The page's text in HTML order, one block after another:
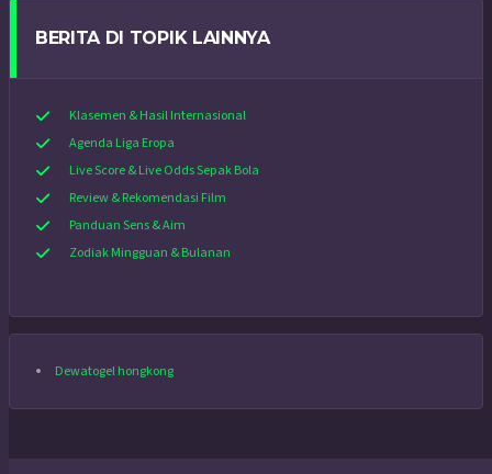
BERITA DI TOPIK LAINNYA
Klasemen & Hasil Internasional
Agenda Liga Eropa
Live Score & Live Odds Sepak Bola
Review & Rekomendasi Film
Panduan Sens & Aim
Zodiak Mingguan & Bulanan
Dewatogel hongkong